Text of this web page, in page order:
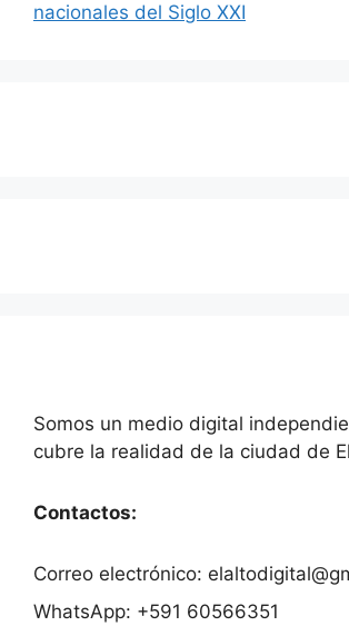
nacionales del Siglo XXI
Somos un medio digital
cubre la realidad de la ciudad de
Contactos:
Correo electrónico:
WhatsApp: +591 60566351